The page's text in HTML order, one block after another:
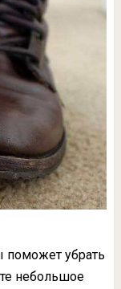
поможет убрать
небольшое